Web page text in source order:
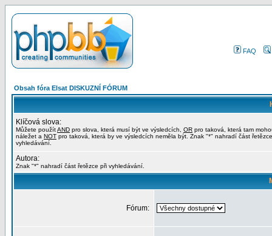
FAQ
Obsah fóra Elsat DISKUZNÍ FÓRUM
Klíčová slova:
Můžete použítAND pro slova, která musí být ve výsledcích, OR pro taková, která tam
náležet a NOT pro taková, která by ve výsledcích neměla být. Znak "*" nahradí část
vyhledávání.
Autora:
Znak "*" nahradí část řetězce při vyhledávání.
Fórum: